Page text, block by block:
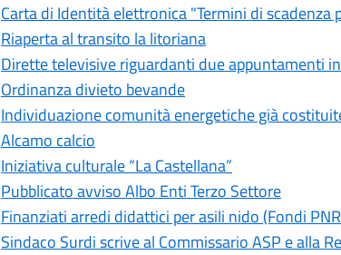
Carta di Identità elettronica "Termini di scadenza
Riaperta al transito la litoriana
Dirette televisive riguardanti due appuntamenti
Ordinanza divieto bevande
Individuazione comunità energetiche già
Alcamo calcio
Iniziativa culturale “La Castellana”
Pubblicato avviso Albo Enti Terzo Settore
Finanziati arredi didattici per asili nido (Fondi
Sindaco Surdi scrive al Commissario ASP e alla